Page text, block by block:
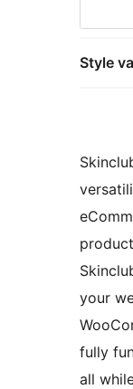
Style
your
fully
all